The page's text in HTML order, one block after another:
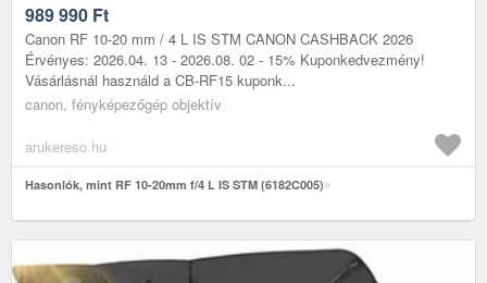
989 990 Ft
Canon RF 10-20 mm / 4 L IS STM CANON CASHBACK 2026
Érvényes: 2026.04. 13 - 2026.08. 02 - 15% Kuponkedvezmény!
Vásárlásnál használd a CB-RF15 kuponk...
canon, fényképezőgép objektív
arukereso.hu
Hasonlók, mint RF 10-20mm f/4 L IS STM (6182C005)